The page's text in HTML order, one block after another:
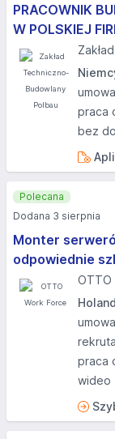
PRACOWNIK
W POLSKIEJ
praca
bez
Monter
odpowiednie
OTTO
praca
wideo
Polecana
Dodana 3 sierpnia